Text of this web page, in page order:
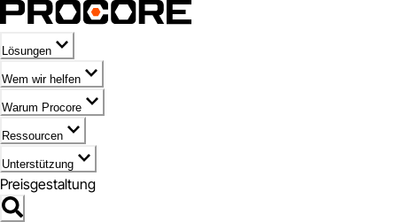
Lösungen
Wem wir helfen
Warum Procore
Ressourcen
Unterstützung
Preisgestaltung